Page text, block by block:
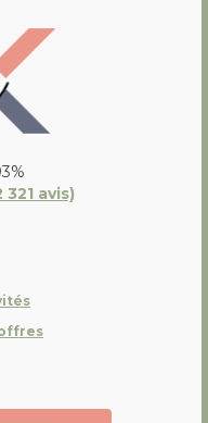
K Hôtel Spa Restaurant
321 avis)